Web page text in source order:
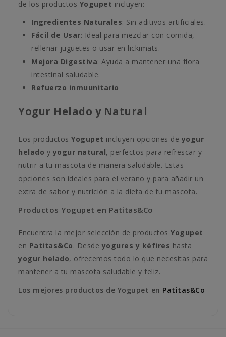
de los productos Yogupet incluyen:
Ingredientes Naturales: Sin aditivos artificiales.
Fácil de Usar: Ideal para mezclar con comida,
rellenar juguetes o usar en lickimats.
Mejora Digestiva: Ayuda a mantener una flora
intestinal saludable.
Refuerzo inmuunitario
Yogur Helado y Natural
Los productos Yogupet incluyen opciones de yogur
helado y yogur natural, perfectos para refrescar y
nutrir a tu mascota de manera saludable. Estas
opciones son ideales para el verano y para añadir un
extra de sabor y nutrición a la dieta de tu mascota.
Productos Yogupet en Patitas&Co
Encuentra la mejor selección de productos Yogupet
en Patitas&Co. Desde yogures y kéfires hasta
yogur helado, ofrecemos todo lo que necesitas para
mantener a tu mascota saludable y feliz.
Los mejores productos de Yogupet en Patitas&Co